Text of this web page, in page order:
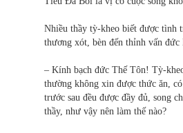
Nhiều thầy tỳ-kheo biết được tình
thương xót, bèn đến thỉnh vấn
– Kính bạch đức Thế Tôn! Tỳ-
thường không xin được thức ăn,
trước sau đều được đầy đủ, song
thầy, như vậy nên làm thế nào?